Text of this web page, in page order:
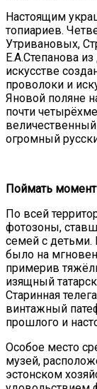
Настоящим
топиариев.
Утривановых,
Е.А.Степанова
искусстве
проволоки и
Яновой поляне
почти
огромный
Поймать момент
По всей
фотозоны,
семей с
было на
примерив
изящный
Старинная
винтажный
прошлого и
Особое место
музей,
эстонском